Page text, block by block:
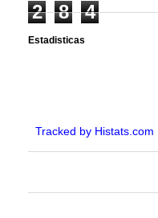
2
8 4
Estadisticas
Tracked by Histats.com